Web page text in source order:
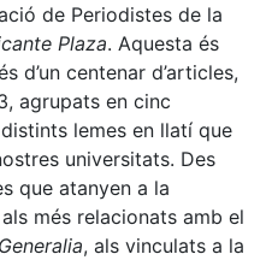
de Periodistes de la
Plaza. Aquesta és
d’un centenar d’articles,
agrupats en cinc
lemes en llatí que
universitats. Des
que atanyen a la
als més relacionats amb el
, als vinculats a la